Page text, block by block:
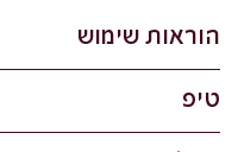
הוראות שימוש
טיפ